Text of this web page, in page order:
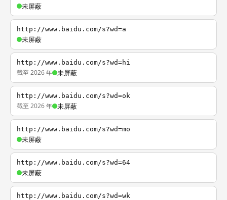
未屏蔽
http://www.baidu.com/s?wd=a
未屏蔽
http://www.baidu.com/s?wd=hi
截至 2026 年 未屏蔽
http://www.baidu.com/s?wd=ok
截至 2026 年 未屏蔽
http://www.baidu.com/s?wd=mo
未屏蔽
http://www.baidu.com/s?wd=64
未屏蔽
http://www.baidu.com/s?wd=wk